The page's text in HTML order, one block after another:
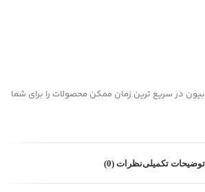
در سریع ترین زمان ممکن محصولات را برای شما
توضیحات تکمیلینظرات (0)